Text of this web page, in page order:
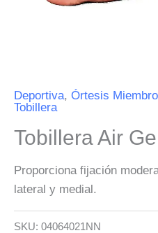
Deportiva, Órtesis
Tobillera
Tobillera Air
Proporciona fijación
lateral y medial.
SKU: 04064021NN